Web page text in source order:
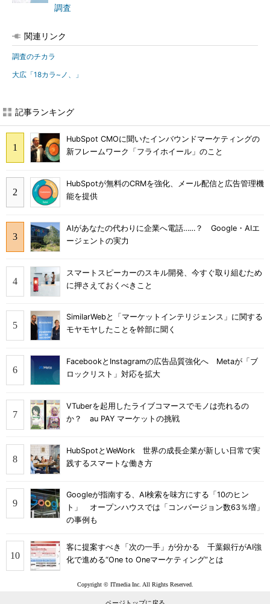
調査
関連リンク
調査のチカラ
大広「18カラ~ノ、」
記事ランキング
HubSpot CMOに聞いたインバウンドマーケティングの
新フレームワーク「フライホイール」のこと
HubSpotが無料のCRMを強化、メール配信と広告管理機
能を提供
AIがあなたの代わりに企業へ電話……？ Google・AIエ
ージェントの実力
スマートスピーカーのスキル開発、今すぐ取り組むため
に押さえておくべきこと
SimilarWebと「マーケットインテリジェンス」に関する
モヤモヤしたことを幹部に聞く
FacebookとInstagramの広告品質強化へ Metaが「ブ
ロックリスト」対応を拡大
VTuberを起用したライブコマースでモノは売れるの
か？ au PAY マーケットの挑戦
HubSpotとWeWork 世界の成長企業が新しい日常で実
践するスマートな働き方
Googleが指南する、AI検索を味方にする「10のヒン
ト」 オープンハウスでは「コンバージョン数63％増」
の事例も
客に提案すべき「次の一手」が分かる 千葉銀行がAI強
化で進める“One to Oneマーケティング”とは
Copyright © ITmedia Inc. All Rights Reserved.